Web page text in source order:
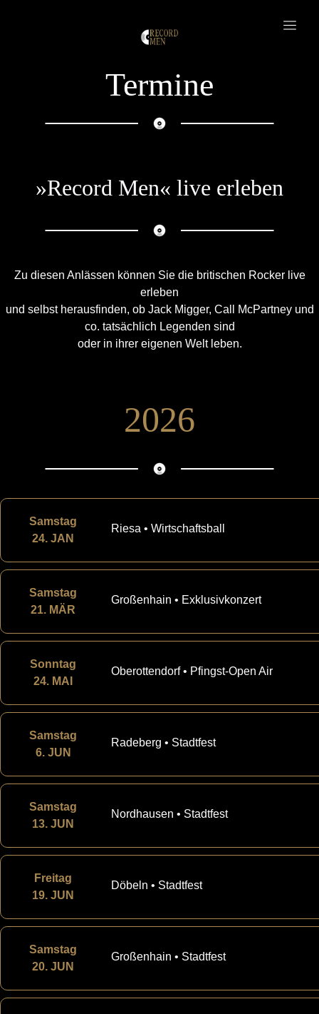
Termine
»Record Men« live erleben
Zu diesen Anlässen können Sie die britischen Rocker live
erleben
und selbst herausfinden, ob Jack Migger, Call McPartney und
co. tatsächlich Legenden sind
oder in ihrer eigenen Welt leben.
2026
Samstag
24. JAN
Riesa • Wirtschaftsball
Samstag
21. MÄR
Großenhain • Exklusivkonzert
Sonntag
24. MAI
Oberottendorf • Pfingst-Open Air
Samstag
6. JUN
Radeberg • Stadtfest
Samstag
13. JUN
Nordhausen • Stadtfest
Freitag
19. JUN
Döbeln • Stadtfest
Samstag
20. JUN
Großenhain • Stadtfest